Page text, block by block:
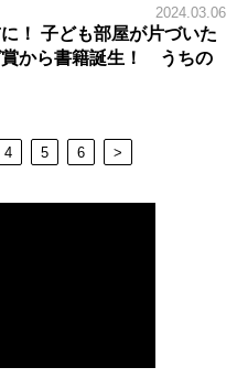
2024.03.06
！ 子ども部屋が片づいた
賞から書籍誕生！ うちの
4 5 6 >